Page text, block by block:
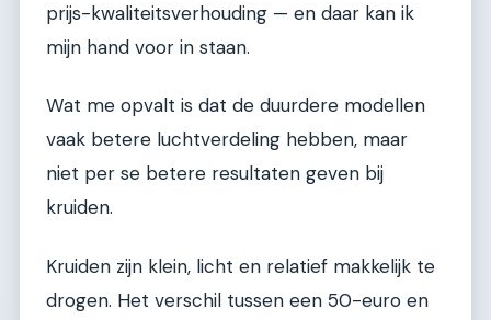
prijs-kwaliteitsverhouding — en daar kan ik
mijn hand voor in staan.
Wat me opvalt is dat de duurdere modellen
vaak betere luchtverdeling hebben, maar
niet per se betere resultaten geven bij
kruiden.
Kruiden zijn klein, licht en relatief makkelijk te
drogen. Het verschil tussen een 50-euro en